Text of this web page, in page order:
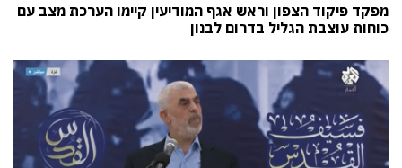
מפקד פיקוד הצפון וראש אגף המודיעין קיימו הערכת מצב עם
כוחות עוצבת הגליל בדרום לבנון